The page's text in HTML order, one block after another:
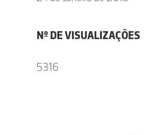
Nº DE VISUALIZAÇÕES
5316